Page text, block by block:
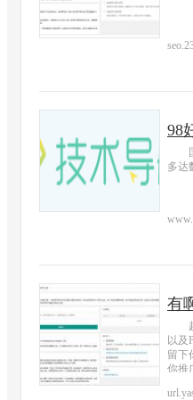
98
多达
有
以及
留下
你推